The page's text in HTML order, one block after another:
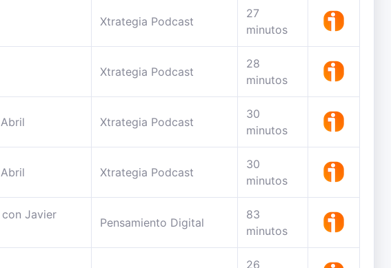
Xtrategia Podcast
27
minutos
Xtrategia Podcast
28
minutos
Xtrategia Podcast
30
minutos
Xtrategia Podcast
30
minutos
Javier
Pensamiento Digital
83
minutos
26